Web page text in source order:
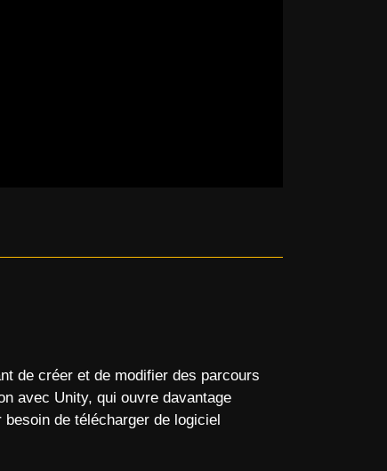
de créer et de modifier des parcours
avec Unity, qui ouvre davantage
de télécharger de logiciel